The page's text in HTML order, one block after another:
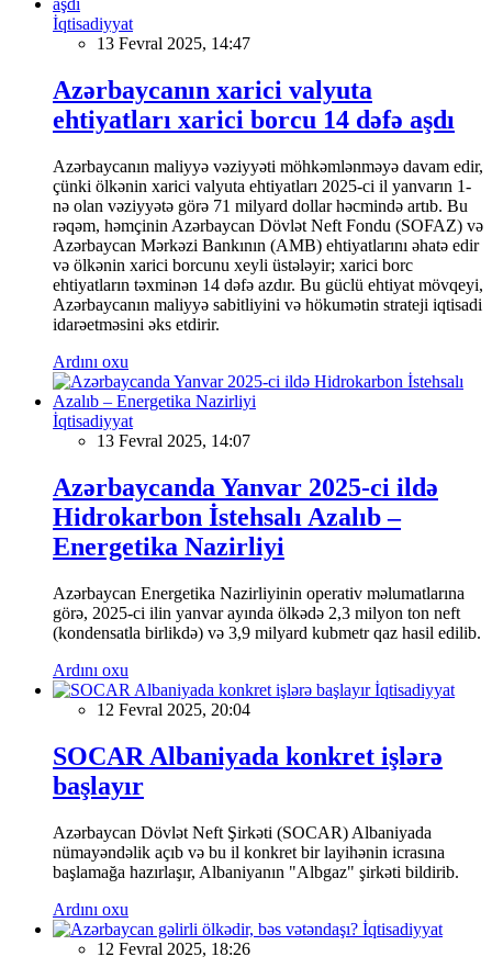
İqtisadiyyat
13 Fevral 2025, 14:47
Azərbaycanın xarici valyuta
ehtiyatları xarici borcu 14 dəfə aşdı
Azərbaycanın maliyyə vəziyyəti möhkəmlənməyə davam edir,
çünki ölkənin xarici valyuta ehtiyatları 2025-ci il yanvarın 1-
nə olan vəziyyətə görə 71 milyard dollar həcmində artıb. Bu
rəqəm, həmçinin Azərbaycan Dövlət Neft Fondu (SOFAZ) və
Azərbaycan Mərkəzi Bankının (AMB) ehtiyatlarını əhatə edir
və ölkənin xarici borcunu xeyli üstələyir; xarici borc
ehtiyatların təxminən 14 dəfə azdır. Bu güclü ehtiyat mövqeyi,
Azərbaycanın maliyyə sabitliyini və hökumətin strateji iqtisadi
idarəetməsini əks etdirir.
Ardını oxu
İqtisadiyyat
13 Fevral 2025, 14:07
Azərbaycanda Yanvar 2025-ci ildə
Hidrokarbon İstehsalı Azalıb –
Energetika Nazirliyi
Azərbaycan Energetika Nazirliyinin operativ məlumatlarına
görə, 2025-ci ilin yanvar ayında ölkədə 2,3 milyon ton neft
(kondensatla birlikdə) və 3,9 milyard kubmetr qaz hasil edilib.
Ardını oxu
İqtisadiyyat
12 Fevral 2025, 20:04
SOCAR Albaniyada konkret işlərə
başlayır
Azərbaycan Dövlət Neft Şirkəti (SOCAR) Albaniyada
nümayəndəlik açıb və bu il konkret bir layihənin icrasına
başlamağa hazırlaşır, Albaniyanın "Albgaz" şirkəti bildirib.
Ardını oxu
İqtisadiyyat
12 Fevral 2025, 18:26